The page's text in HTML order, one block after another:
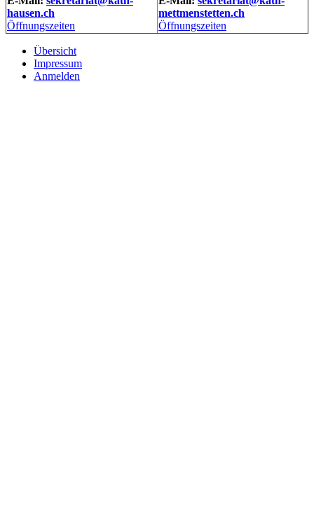
hausen.ch
Öffnungszeiten
mettmenstetten.ch
Öffnungszeiten
Übersicht
Impressum
Anmelden